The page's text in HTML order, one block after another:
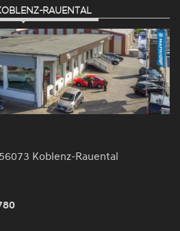
und
aktivieren
RAUENTAL
Koblenz-Rauental